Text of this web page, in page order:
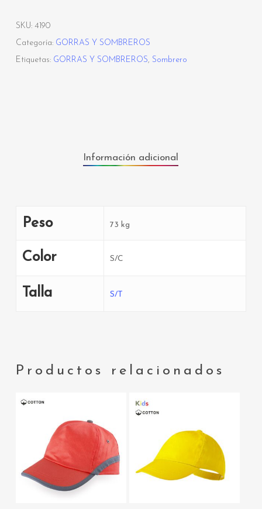
SKU: 4190
Categoría: GORRAS Y SOMBREROS
Etiquetas: GORRAS Y SOMBREROS, Sombrero
Información adicional
Peso 73 kg
Color S/C
Talla S/T
Productos relacionados